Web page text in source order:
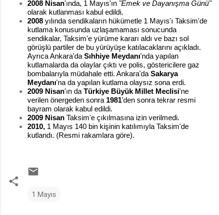
2008 Nisan'ında, 1 Mayıs'ın "Emek ve Dayanışma Günü"
olarak kutlanması kabul edildi.
2008 yılında sendikaların hükümetle 1 Mayıs'ı Taksim'de
kutlama konusunda uzlaşamaması sonucunda
sendikalar, Taksim'e yürüme kararı aldı ve bazı sol
görüşlü partiler de bu yürüyüşe katılacaklarını açıkladı.
Ayrıca Ankara'da Sıhhiye Meydanı'nda yapılan
kutlamalarda da olaylar çıktı ve polis, göstericilere gaz
bombalarıyla müdahale etti. Ankara'da Sakarya
Meydanı'na da yapılan kutlama olaysız sona erdi.
2009 Nisan'ın da Türkiye Büyük Millet Meclisi'ne
verilen önergeden sonra 1981'den sonra tekrar resmi
bayram olarak kabul edildi.
2009 Nisan Taksim'e çıkılmasına izin verilmedi.
2010, 1 Mayıs 140 bin kişinin katılımıyla Taksim'de
kutlandı. (Resmi rakamlara göre).
1 Mayıs